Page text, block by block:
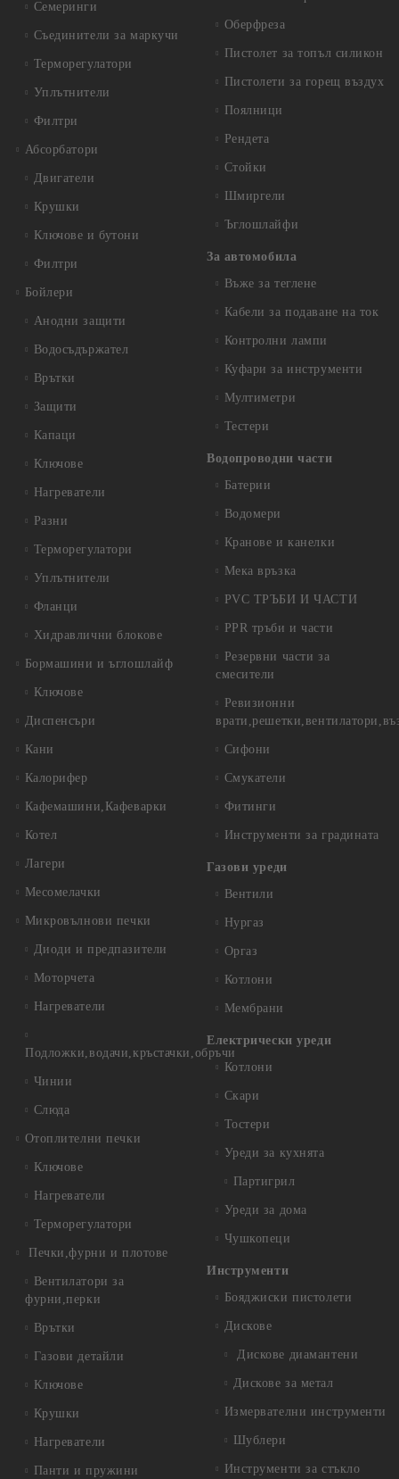
Семеринги
Съединители за маркучи
Терморегулатори
Уплътнители
Филтри
Абсорбатори
Двигатели
Крушки
Ключове и бутони
Филтри
Бойлери
Анодни защити
Водосъдържател
Врътки
Защити
Капаци
Ключове
Нагреватели
Разни
Терморегулатори
Уплътнители
Фланци
Хидравлични блокове
Бормашини и ъглошлайф
Ключове
Диспенсъри
Кани
Калорифер
Кафемашини,Кафеварки
Котел
Лагери
Месомелачки
Микровълнови печки
Диоди и предпазители
Моторчета
Нагреватели
Подложки,водачи,кръстачки,обръчи
Чинии
Слюда
Отоплителни печки
Ключове
Нагреватели
Терморегулатори
Печки,фурни и плотове
Вентилатори за
фурни,перки
Врътки
Газови детайли
Ключове
Крушки
Нагреватели
Панти и пружини
Оберфреза
Пистолет за топъл силикон
Пистолети за горещ въздух
Поялници
Рендета
Стойки
Шмиргели
Ъглошлайфи
За автомобила
Въже за теглене
Кабели за подаване на ток
Контролни лампи
Куфари за инструменти
Мултиметри
Тестери
Водопроводни части
Батерии
Водомери
Кранове и канелки
Мека връзка
PVC ТРЪБИ И ЧАСТИ
PPR тръби и части
Резервни части за
смесители
Ревизионни
Сифони
Смукатели
Фитинги
Инструменти за градината
Газови уреди
Вентили
Нургаз
Оргаз
Котлони
Мембрани
Електрически уреди
Котлони
Скари
Тостери
Уреди за кухнята
Партигрил
Уреди за дома
Чушкопеци
Инструменти
Бояджиски пистолети
Дискове
Дискове диамантени
Дискове за метал
Измервателни инструменти
Шублери
Инструменти за стъкло